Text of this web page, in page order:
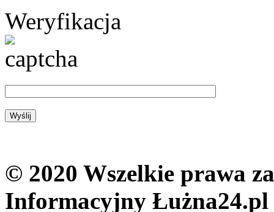
Weryfikacja
© 2020 Wszelkie prawa
Informacyjny Łużna24.pl